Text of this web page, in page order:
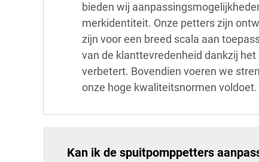
bieden wij
merkidentiteit. Onze petters zijn
zijn voor een breed scala aan
van de klanttevredenheid dankzij
verbetert. Bovendien voeren we
onze hoge kwaliteitsnormen voldoet.
Kan ik de spuitpomppetters